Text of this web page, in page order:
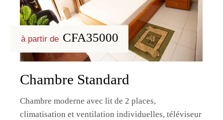
à partir de CFA35000
Chambre Standard
Chambre moderne avec lit de 2 places,
climatisation et ventilation individuelles, téléviseur